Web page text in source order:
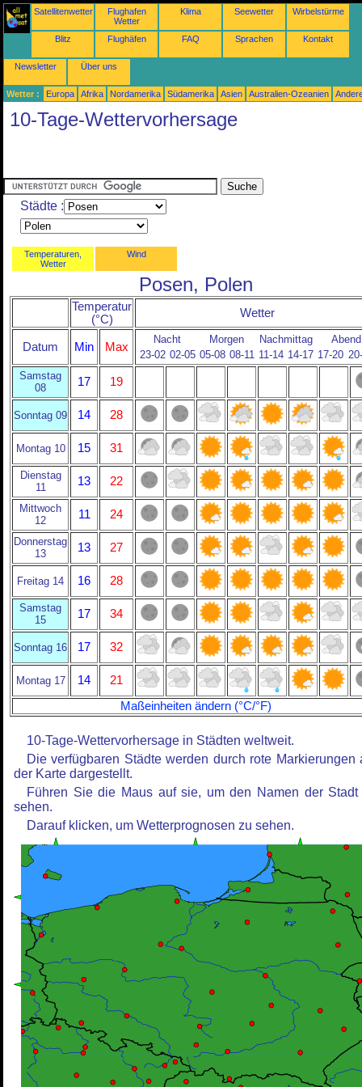
Satellitenwetter
Flughafen
Wetter
Klima Seewetter Wirbelstürme
Blitz Flughäfen FAQ Sprachen Kontakt
Newsletter Über uns
Wetter : Europa Afrika Nordamerika Südamerika Asien Australien-Ozeanien
10-Tage-Wettervorhersage
Städte :
Temperaturen,
Wetter
Wind
Posen, Polen
Temperatur
(°C)
Wetter
Datum Min Max
Nacht Morgen Nachmittag
Abend
23-02 02-05 05-08 08-11 11-14 14-17 17-20
Samstag
08
17 19
Sonntag 09 14 28
Montag 10 15 31
Dienstag
11
13 22
Mittwoch
12
11 24
Donnerstag
13
13 27
Freitag 14 16 28
Samstag
15
17 34
Sonntag 16 17 32
Montag 17 14
21
Maßeinheiten ändern (°C/°F)
10-Tage-Wettervorhersage in Städten weltweit.
Die verfügbaren Städte werden durch rote Markierungen
der Karte dargestellt.
Führen Sie die Maus auf sie, um den Namen der Stadt
sehen.
Darauf klicken, um Wetterprognosen zu sehen.